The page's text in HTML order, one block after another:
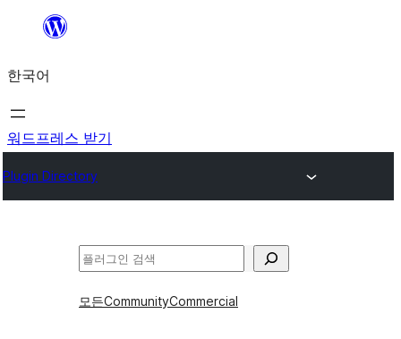
츠
로
바
가
한국어
워드프레스 받기
Plugin Directory
검
모든CommunityCommercial